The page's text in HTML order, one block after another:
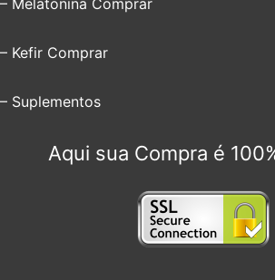
– Melatonina Comprar
– Kefir Comprar
– Suplementos
Aqui sua Compra é